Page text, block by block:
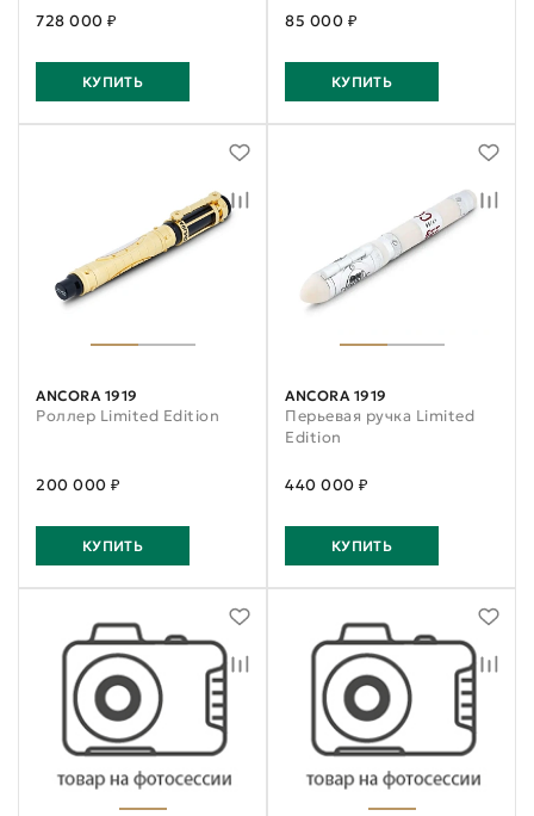
728 000 ₽
КУПИТЬ
85 000 ₽
КУПИТЬ
ANCORA 1919
Роллер Limited Edition
200 000 ₽
КУПИТЬ
ANCORA 1919
Перьевая ручка Limited
Edition
440 000 ₽
КУПИТЬ